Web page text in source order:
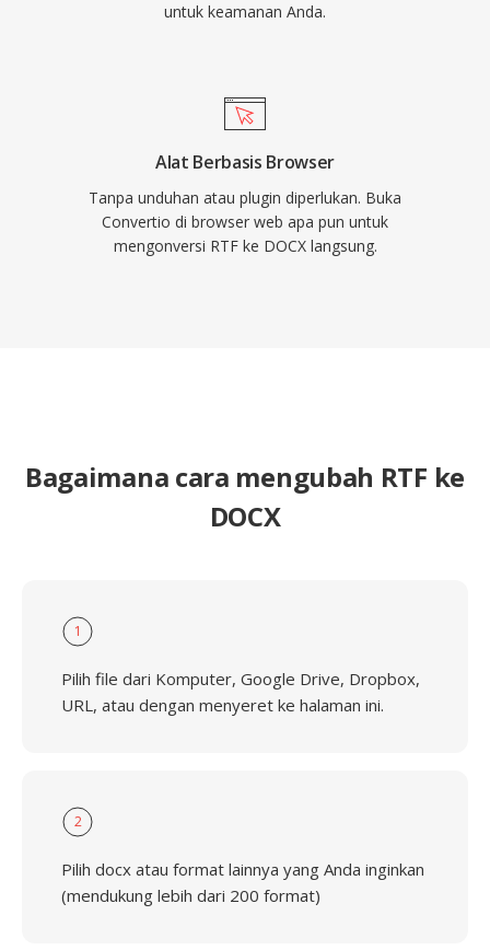
untuk keamanan Anda.
Alat Berbasis Browser
Tanpa unduhan atau plugin diperlukan. Buka
Convertio di browser web apa pun untuk
mengonversi RTF ke DOCX langsung.
Bagaimana cara mengubah RTF ke
DOCX
1
Pilih file dari Komputer, Google Drive, Dropbox,
URL, atau dengan menyeret ke halaman ini.
2
Pilih docx atau format lainnya yang Anda inginkan
(mendukung lebih dari 200 format)